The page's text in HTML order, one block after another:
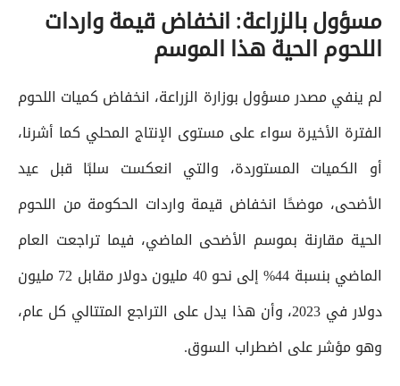
مسؤول بالزراعة: انخفاض قيمة واردات
اللحوم الحية هذا الموسم
لم ينفي مصدر مسؤول بوزارة الزراعة، انخفاض كميات اللحوم
الفترة الأخيرة سواء على مستوى الإنتاج المحلي كما أشرنا،
أو الكميات المستوردة، والتي انعكست سلبًا قبل عيد
الأضحى، موضحًا انخفاض قيمة واردات الحكومة من اللحوم
الحية مقارنة بموسم الأضحى الماضي، فيما تراجعت العام
الماضي بنسبة 44% إلى نحو 40 مليون دولار مقابل 72 مليون
دولار في 2023، وأن هذا يدل على التراجع المتتالي كل عام،
وهو مؤشر على اضطراب السوق.